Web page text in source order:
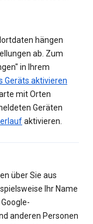
hängen
ab. Zum
in Ihrem
Geräts aktivieren
mit Orten
Geräten
aktivieren.
über Sie aus
Ihr Name
anderen Personen